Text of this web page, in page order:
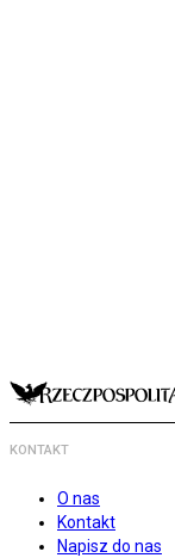
KONTAKT
O nas
Kontakt
Napisz do nas